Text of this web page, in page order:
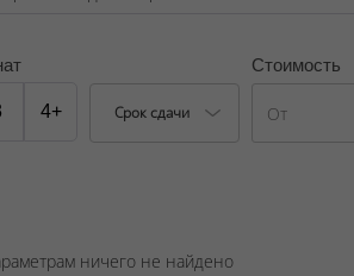
4+ Срок сдачи
Стоимость
ничего не найдено